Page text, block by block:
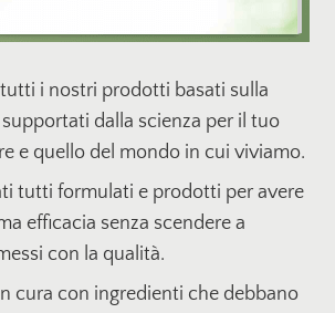
tutti i nostri prodotti basati sulla
dalla scienza per il tuo
e quello del mondo in cui viviamo.
tutti formulati e prodotti per avere
efficacia senza scendere a
con la qualità.
cura con ingredienti che debbano